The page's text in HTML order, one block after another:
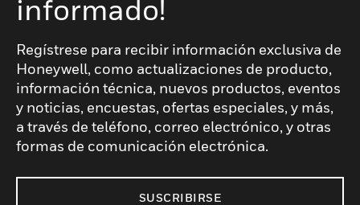
informado!
Regístrese para recibir información exclusiva de
Honeywell, como actualizaciones de producto,
información técnica, nuevos productos, eventos
y noticias, encuestas, ofertas especiales, y más,
a través de teléfono, correo electrónico, y otras
formas de comunicación electrónica.
SUSCRIBIRSE